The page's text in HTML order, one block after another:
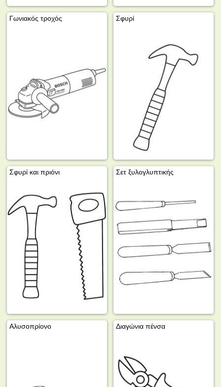
Γωνιακός τροχός Σφυρί
Σφυρί και πριόνι Σετ ξυλογλυπτικής
Αλυσοπρίονο Διαγώνια πένσα